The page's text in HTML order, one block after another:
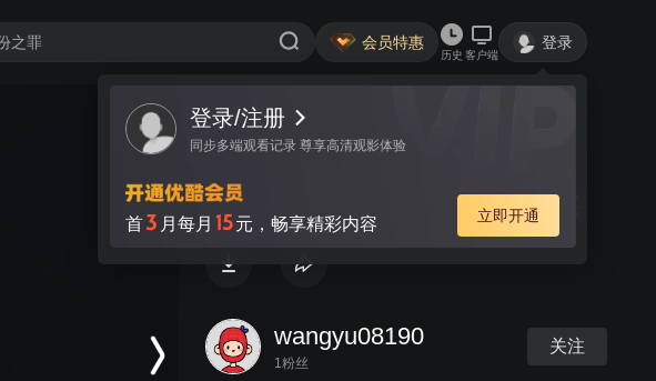
会员特惠
历史 客户端
登录
登录/注册
同步多端观看记录 尊享高清观影体验
首3 月每月 15元，畅享精彩内容 立即开通
视频 讨论
金塘塑机螺杆产业30年发展纪实
wangyu08190
1粉丝
关注